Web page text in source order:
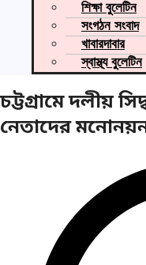
শিক্ষা বুলেটিন
সংগঠন সংবাদ
খাবারদাবার
স্বাস্থ্য বুলেটিন
চট্টগ্রামে দলীয়
নেতাদের